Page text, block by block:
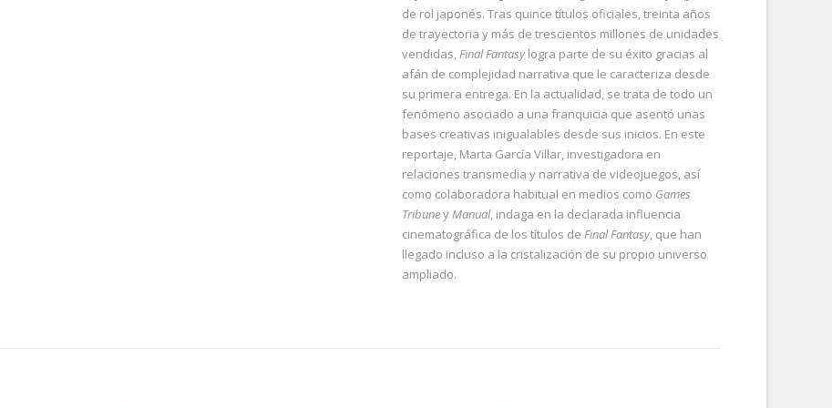
de rol japonés. Tras quince títulos oficiales, treinta años
de trayectoria y más de trescientos millones de unidades
vendidas,Final Fantasylogra parte de su éxito gracias al
afán de complejidad narrativa que le caracteriza desde
su primera entrega. En la actualidad, se trata de todo un
fenómeno asociado a una franquicia que asentó unas
bases creativas inigualables desde sus inicios. En este
reportaje, Marta García Villar, investigadora en
relaciones transmedia y narrativa de videojuegos, así
como colaboradora habitual en medios como Games
TribuneyManual, indaga en la declarada influencia
cinematográfica de los títulos deFinal Fantasy, que han
llegado incluso a la cristalización de su propio universo
ampliado.